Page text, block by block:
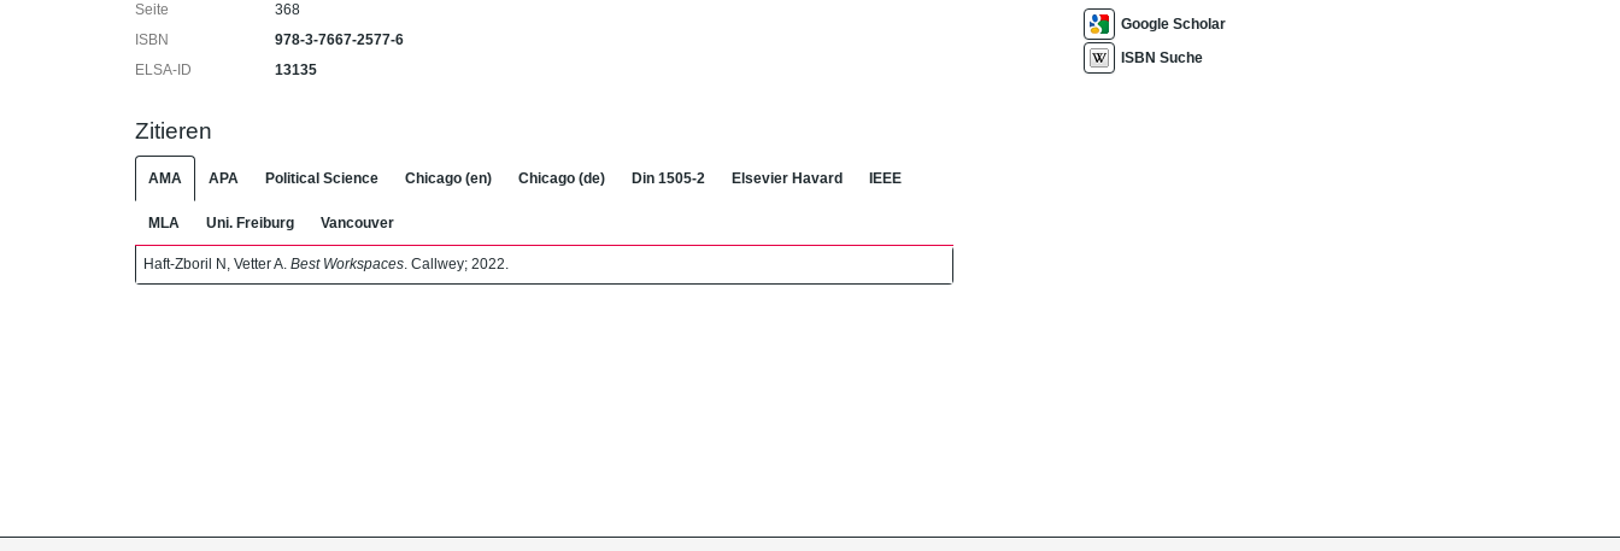
Seite
368
ISBN
978-3-7667-2577-6
ELSA-ID
13135
Zitieren
AMA APA Political Science Chicago (en) Chicago (de) Din 1505-2 Elsevier Havard IEEE
MLA Uni. Freiburg Vancouver
Haft-Zboril N, Vetter A. Best Workspaces . Callwey; 2022.
Google Scholar
ISBN Suche